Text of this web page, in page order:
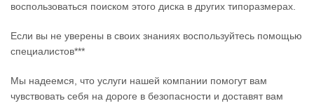
воспользоваться поиском этого диска в других типоразмерах.
Если вы не уверены в своих знаниях воспользуйтесь помощью
специалистов***
Мы надеемся, что услуги нашей компании помогут вам
чувствовать себя на дороге в безопасности и доставят вам